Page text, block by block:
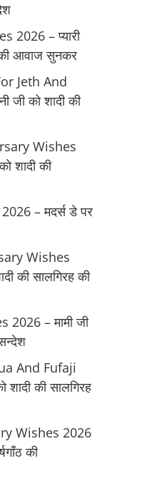
– प्यारी
की आवाज सुनकर
Jeth And
जी को शादी की
Wishes
शादी की
– मदर्स डे पर
Wishes
की सालगिरह की
– मामी जी
And Fufaji
की सालगिरह
Wishes 2026
की